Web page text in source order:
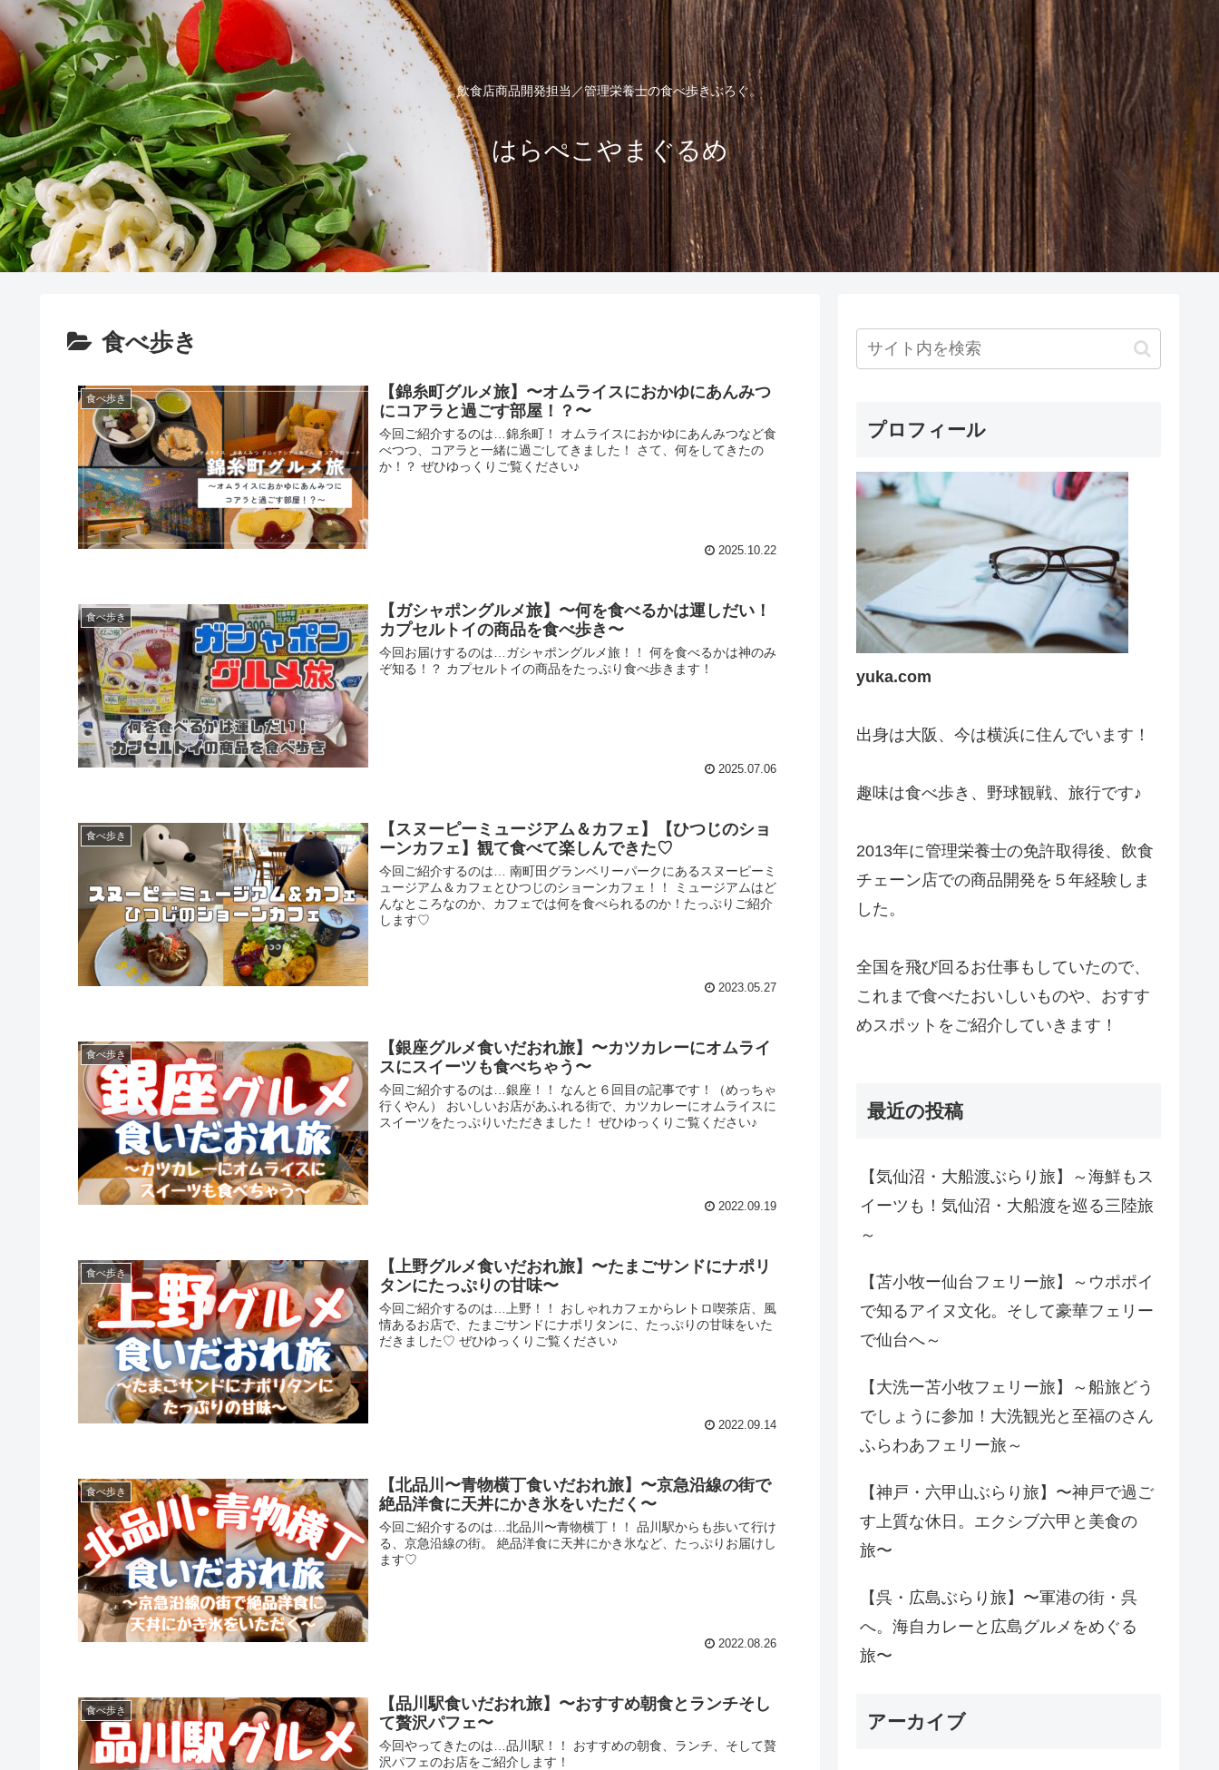
飲食店商品開発担当／管理栄養士の食べ歩きぶろぐ。
はらぺこやまぐるめ
食べ歩き
食べ歩き
【錦糸町グルメ旅】〜オムライスにおかゆにあんみつ
にコアラと過ごす部屋！？〜
今回ご紹介するのは…錦糸町！ オムライスにおかゆにあんみつなど食
べつつ、コアラと一緒に過ごしてきました！ さて、何をしてきたの
か！？ ぜひゆっくりご覧ください♪
2025.10.22
食べ歩き
【ガシャポングルメ旅】〜何を食べるかは運しだい！
カプセルトイの商品を食べ歩き〜
今回お届けするのは…ガシャポングルメ旅！！ 何を食べるかは神のみ
ぞ知る！？ カプセルトイの商品をたっぷり食べ歩きます！
2025.07.06
食べ歩き
【スヌーピーミュージアム＆カフェ】【ひつじのショ
ーンカフェ】観て食べて楽しんできた♡
今回ご紹介するのは… 南町田グランベリーパークにあるスヌーピーミ
ュージアム＆カフェとひつじのショーンカフェ！！ ミュージアムはど
んなところなのか、カフェでは何を食べられるのか！たっぷりご紹介
します♡
2023.05.27
食べ歩き
【銀座グルメ食いだおれ旅】〜カツカレーにオムライ
スにスイーツも食べちゃう〜
今回ご紹介するのは…銀座！！ なんと６回目の記事です！（めっちゃ
行くやん） おいしいお店があふれる街で、カツカレーにオムライスに
スイーツをたっぷりいただきました！ ぜひゆっくりご覧ください♪
2022.09.19
食べ歩き
【上野グルメ食いだおれ旅】〜たまごサンドにナポリ
タンにたっぷりの甘味〜
今回ご紹介するのは…上野！！ おしゃれカフェからレトロ喫茶店、風
情あるお店で、たまごサンドにナポリタンに、たっぷりの甘味をいた
だきました♡ ぜひゆっくりご覧ください♪
2022.09.14
食べ歩き
【北品川〜青物横丁食いだおれ旅】〜京急沿線の街で
絶品洋食に天丼にかき氷をいただく〜
今回ご紹介するのは…北品川〜青物横丁！！ 品川駅からも歩いて行け
る、京急沿線の街。 絶品洋食に天丼にかき氷など、たっぷりお届けし
ます♡
2022.08.26
食べ歩き
【品川駅食いだおれ旅】〜おすすめ朝食とランチそし
て贅沢パフェ〜
今回やってきたのは…品川駅！！ おすすめの朝食、ランチ、そして贅
沢パフェのお店をご紹介します！
プロフィール
yuka.com
出身は大阪、今は横浜に住んでいます！
趣味は食べ歩き、野球観戦、旅行です♪
2013年に管理栄養士の免許取得後、飲食
チェーン店での商品開発を５年経験しま
した。
全国を飛び回るお仕事もしていたので、
これまで食べたおいしいものや、おすす
めスポットをご紹介していきます！
最近の投稿
【気仙沼・大船渡ぶらり旅】～海鮮もス
イーツも！気仙沼・大船渡を巡る三陸旅
～
【苫小牧ー仙台フェリー旅】～ウポポイ
で知るアイヌ文化。そして豪華フェリー
で仙台へ～
【大洗ー苫小牧フェリー旅】～船旅どう
でしょうに参加！大洗観光と至福のさん
ふらわあフェリー旅～
【神戸・六甲山ぶらり旅】〜神戸で過ご
す上質な休日。エクシブ六甲と美食の
旅〜
【呉・広島ぶらり旅】〜軍港の街・呉
へ。海自カレーと広島グルメをめぐる
旅〜
アーカイブ